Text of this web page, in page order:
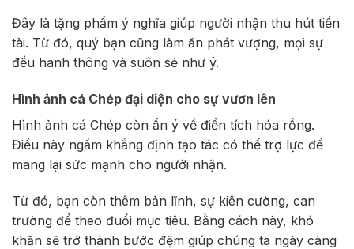
Đây là tặng phẩm ý nghĩa giúp người nhận thu hút tiền
tài. Từ đó, quý bạn cũng làm ăn phát vượng, mọi sự
đều hanh thông và suôn sẻ như ý.
Hình ảnh cá Chép đại diện cho sự vươn lên
Hình ảnh cá Chép còn ẩn ý về điển tích hóa rồng.
Điều này ngầm khẳng định tạo tác có thể trợ lực để
mang lại sức mạnh cho người nhận.
Từ đó, bạn còn thêm bản lĩnh, sự kiên cường, can
trường để theo đuổi mục tiêu. Bằng cách này, khó
khăn sẽ trở thành bước đệm giúp chúng ta ngày càng